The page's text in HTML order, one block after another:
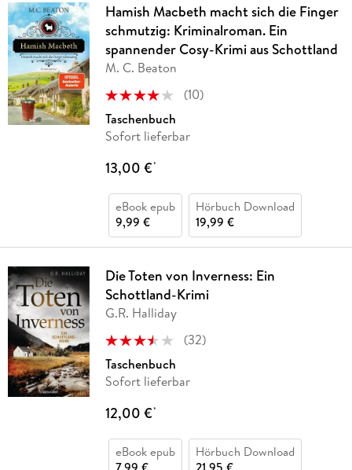
Hamish Macbeth macht sich die Finger
schmutzig: Kriminalroman. Ein
spannender Cosy-Krimi aus Schottland
M. C. Beaton
(10)
Taschenbuch
Sofort lieferbar
13,00 €*
eBook epub
9,99 €
Hörbuch Download
19,99 €
Die Toten von Inverness: Ein
Schottland-Krimi
G.R. Halliday
(32)
Taschenbuch
Sofort lieferbar
12,00 €*
eBook epub
Hörbuch Download